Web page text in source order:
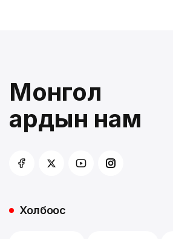
Монгол
ардын нам
Холбоос